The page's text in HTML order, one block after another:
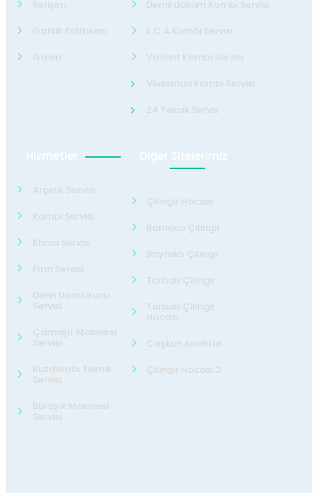
İletişim
Gizlilik Politikası
Galeri
Demirdöküm Kombi Servisi
E.C.A Kombi Servisi
Valiant Kombi Servisi
Viessman Kombi Servisi
24 Teknik Servis
Hizmetler
Arçelik Servisi
Kombi Servisi
Klima Servisi
Fırın Servisi
Derin Dondurucu
Servisi
Çamaşır Makinesi
Servisi
Buzdolabı Teknik
Servisi
Bulaşık Makinesi
Servisi
Diğer Sitelerimiz
Çilingir Hocası
Bornova Çilingir
Bayraklı Çilingir
Torbalı Çilingir
Torbalı Çilingir
Hocası
Coşkun Anahtar
Çilingir Hocası 2